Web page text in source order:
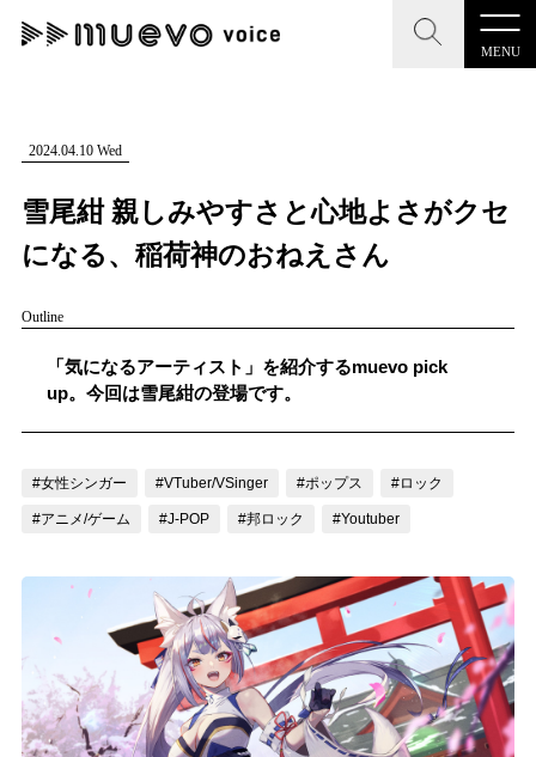
MENU
CLOSE
記事を検索する
人気ワード
#男性SSW #ポップス #女性SSW
CLOSE
"読者の声を形にする”音楽特化メディア
MENU
記事一覧
お問い合わせ
LINK
muevoクラウドファンディング
2024.04.10 Wed
雪尾紺 親しみやすさと心地よさがクセ
になる、稲荷神のおねえさん
Outline
「気になるアーティスト」を紹介するmuevo pick
up。今回は雪尾紺の登場です。
#女性シンガー #VTuber/VSinger #ポップス #ロック
#アニメ/ゲーム #J-POP #邦ロック #Youtuber